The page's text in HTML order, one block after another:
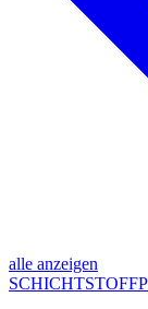
alle anzeigen